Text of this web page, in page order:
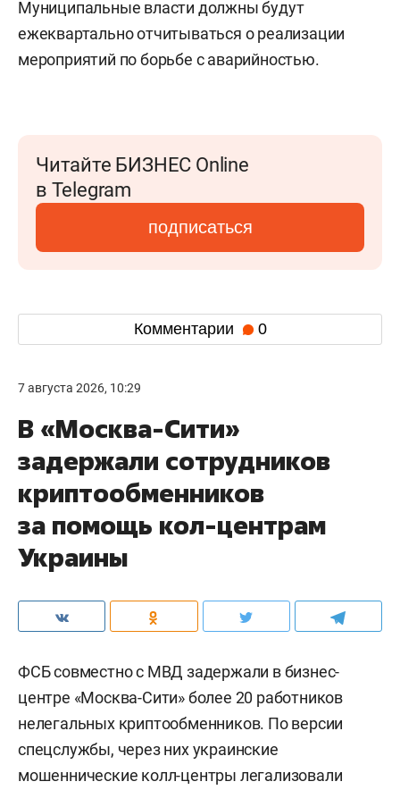
Муниципальные власти должны будут
ежеквартально отчитываться о реализации
мероприятий по борьбе с аварийностью.
Читайте БИЗНЕС Online
в Telegram
подписаться
Комментарии 0
7 августа 2026, 10:29
В «Москва-Сити»
задержали сотрудников
криптообменников
за помощь кол-центрам
Украины
ФСБ совместно с МВД задержали в бизнес-
центре «Москва-Сити» более 20 работников
нелегальных криптообменников. По версии
спецслужбы, через них украинские
мошеннические колл-центры легализовали